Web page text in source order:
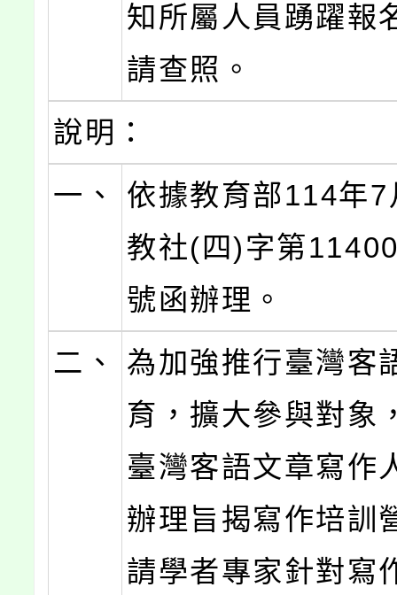
知所屬人員踴躍報
請查照。
說明：
一、
依據教育部114年
教社(四)字第
號函辦理。
二、
為加強推行臺灣客
育，擴大參與對象
臺灣客語文章寫作
辦理旨揭寫作培訓
請學者專家針對寫